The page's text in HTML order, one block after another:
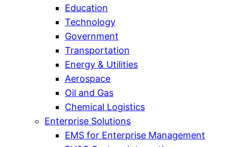
Education
Technology
Government
Transportation
Energy & Utilities
Aerospace
Oil and Gas
Chemical Logistics
Enterprise Solutions
EMS for Enterprise Management